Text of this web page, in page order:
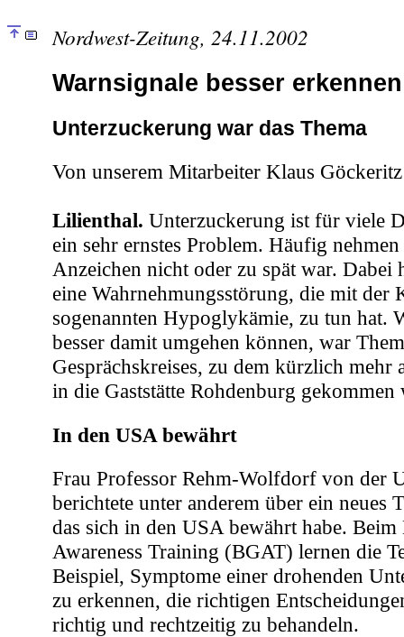
Nordwest-Zeitung, 24.11.2002
Warnsignale besser
Unterzuckerung war das Thema
Von unserem Mitarbeiter Klaus Göckeritz
Lilienthal. Unterzuckerung ist für viele
ein sehr ernstes Problem. Häufig
Anzeichen nicht oder zu spät war. Dabei
eine Wahrnehmungsstörung, die mit der
sogenannten Hypoglykämie, zu tun hat.
besser damit umgehen können, war
Gesprächskreises, zu dem kürzlich mehr
in die Gaststätte Rohdenburg gekommen
In den USA bewährt
Frau Professor Rehm-Wolfdorf von der
berichtete unter anderem über ein neues
das sich in den USA bewährt habe.
Awareness Training (BGAT) lernen die
Beispiel, Symptome einer drohenden
zu erkennen, die richtigen
richtig und rechtzeitig zu behandeln.